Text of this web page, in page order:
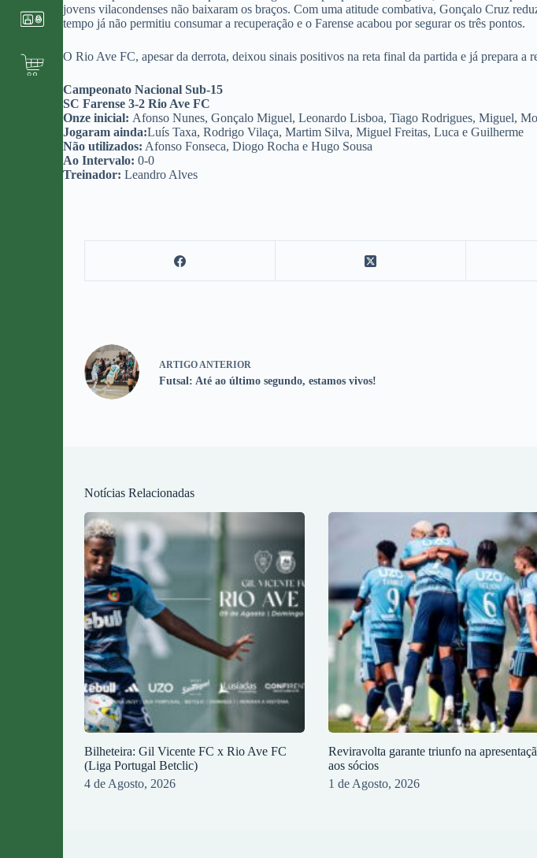
jovens vilacondenses não baixaram os braços. Com uma atitude combativa, Gonçalo Cruz
tempo já não permitiu consumar a recuperação e o Farense acabou por segurar os três pontos.
O Rio Ave FC, apesar da derrota, deixou sinais positivos na reta final da partida e já prepara
Campeonato Nacional Sub-15
SC Farense 3-2 Rio Ave FC
Onze inicial: Afonso Nunes, Gonçalo Miguel, Leonardo Lisboa, Tiago Rodrigues, Miguel,
Jogaram ainda:Luís Taxa, Rodrigo Vilaça, Martim Silva, Miguel Freitas, Luca e Guilherme
Não utilizados: Afonso Fonseca, Diogo Rocha e Hugo Sousa
Ao Intervalo: 0-0
Treinador: Leandro Alves
ARTIGO ANTERIOR
Futsal: Até ao último segundo, estamos vivos!
Notícias Relacionadas
Bilheteira: Gil Vicente FC x Rio Ave FC
(Liga Portugal Betclic)
4 de Agosto, 2026
Reviravolta garante triunfo na
aos sócios
1 de Agosto, 2026